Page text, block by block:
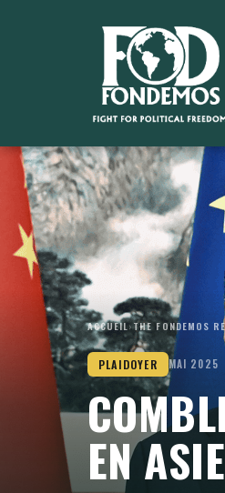
ACCUEIL›THE FONDEMOS
PLAIDOYER MAI 2025
EN